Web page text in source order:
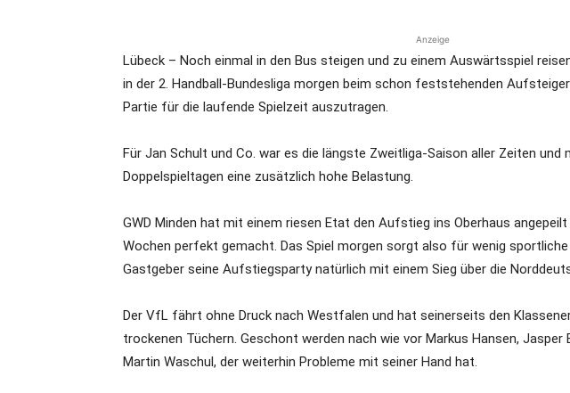
Anzeige
Lübeck – Noch einmal in den Bus steigen und zu einem Auswärtsspiel
in der 2. Handball-Bundesliga morgen beim schon feststehenden
Partie für die laufende Spielzeit auszutragen.
Für Jan Schult und Co. war es die längste Zweitliga-Saison aller Zeiten und
Doppelspieltagen eine zusätzlich hohe Belastung.
GWD Minden hat mit einem riesen Etat den Aufstieg ins Oberhaus
Wochen perfekt gemacht. Das Spiel morgen sorgt also für wenig
Gastgeber seine Aufstiegsparty natürlich mit einem Sieg über die
Der VfL fährt ohne Druck nach Westfalen und hat seinerseits den
trockenen Tüchern. Geschont werden nach wie vor Markus Hansen, Jasper
Martin Waschul, der weiterhin Probleme mit seiner Hand hat.